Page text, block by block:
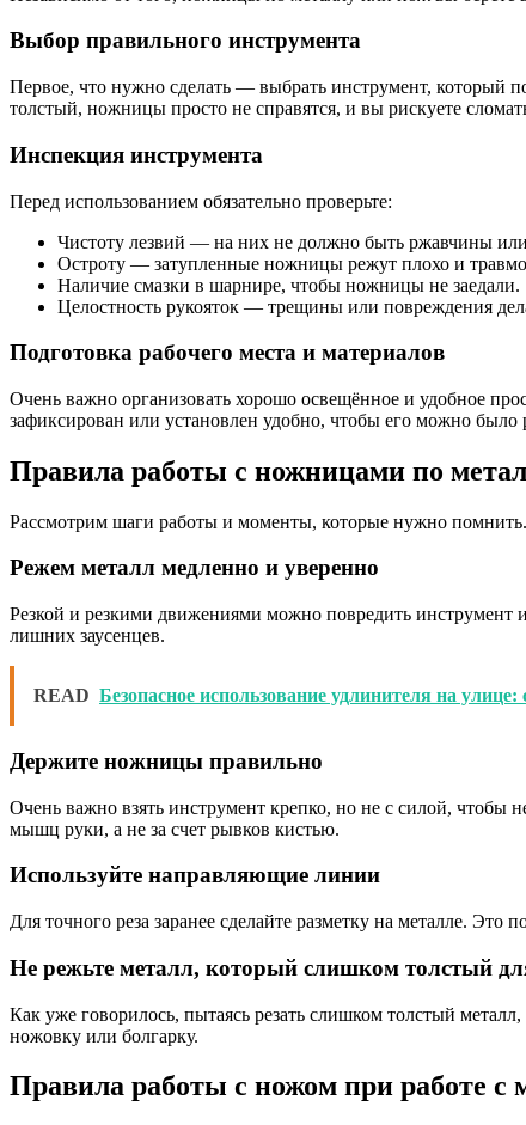
Выбор правильного инструмента
Первое, что нужно сделать — выбрать инструмент, который
толстый, ножницы просто не справятся, и вы рискуете
Инспекция инструмента
Перед использованием обязательно проверьте:
Чистоту лезвий — на них не должно быть ржавчины или
Остроту — затупленные ножницы режут плохо и
Наличие смазки в шарнире, чтобы ножницы не заедали.
Целостность рукояток — трещины или повреждения
Подготовка рабочего места и материалов
Очень важно организовать хорошо освещённое и удобное
зафиксирован или установлен удобно, чтобы его можно
Правила работы с ножницами по
Рассмотрим шаги работы и моменты, которые нужно помнить.
Режем металл медленно и уверенно
Резкой и резкими движениями можно повредить инструмент
лишних заусенцев.
READ Безопасное использование удлинителя на
Держите ножницы правильно
Очень важно взять инструмент крепко, но не с силой, чтобы
мышц руки, а не за счет рывков кистью.
Используйте направляющие линии
Для точного реза заранее сделайте разметку на металле.
Не режьте металл, который слишком толстый
Как уже говорилось, пытаясь резать слишком толстый
ножовку или болгарку.
Правила работы с ножом при работе с